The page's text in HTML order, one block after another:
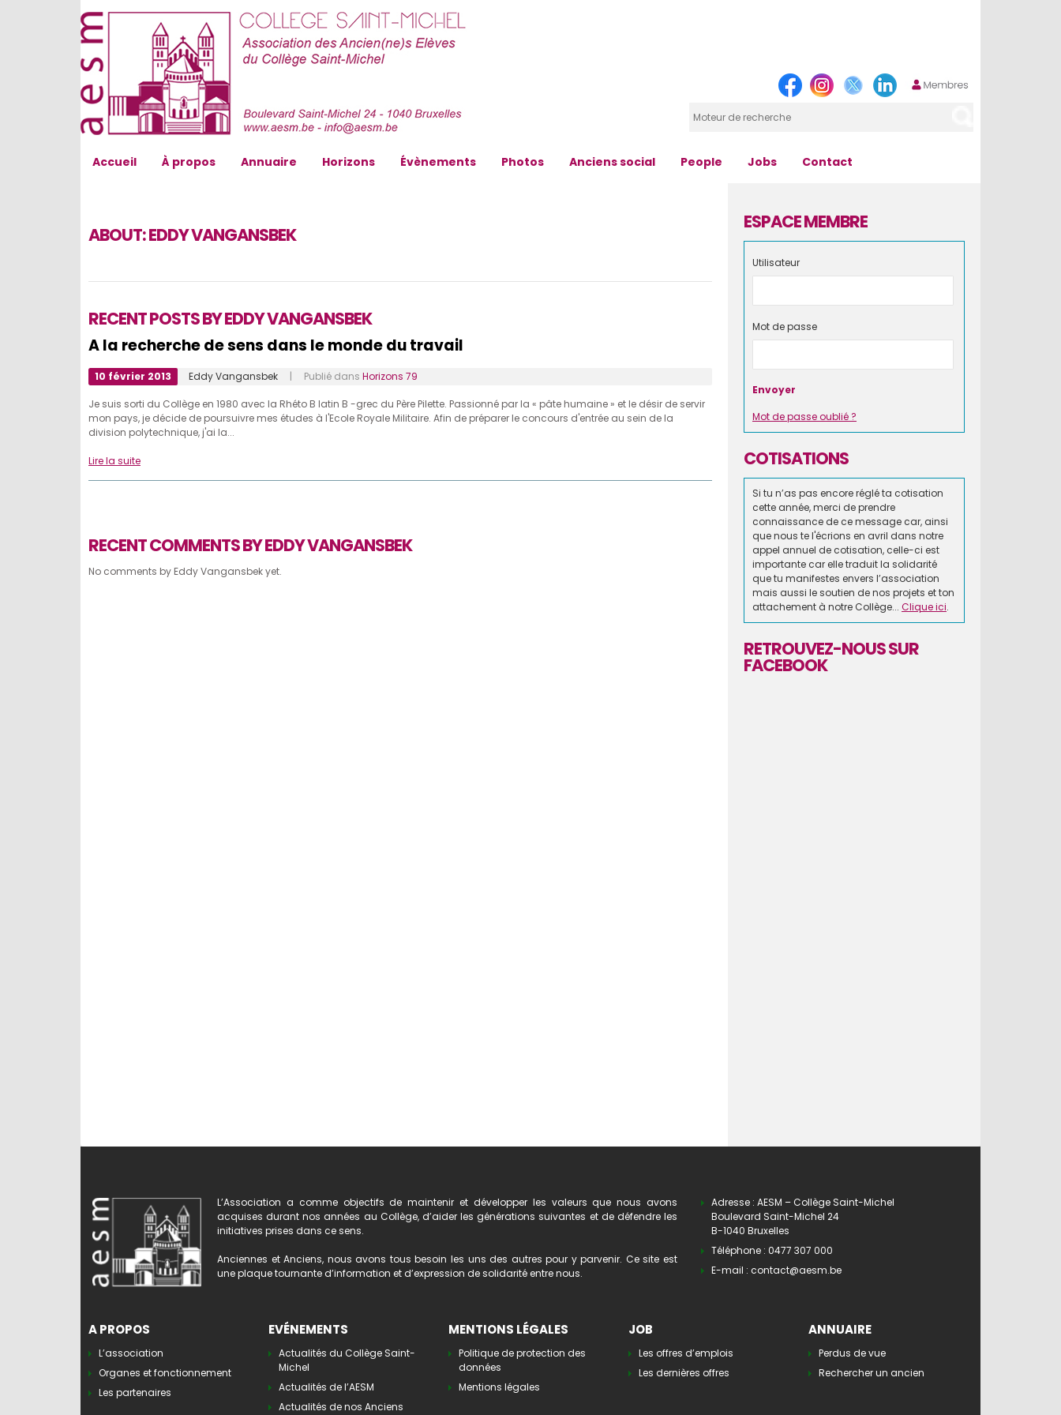
Accueil À propos Annuaire Horizons Évènements Photos Anciens social People Jobs Contact
ABOUT:EDDY VANGANSBEK
RECENT POSTS BY EDDY VANGANSBEK
A la recherche de sens dans le monde du travail
10 février 2013 Eddy Vangansbek | Publié dans Horizons 79
Je suis sorti du Collège en 1980 avec la Rhéto B latin B -grec du Père Pilette. Passionné par la « pâte humaine » et le désir de servir
mon pays, je décide de poursuivre mes études à l'Ecole Royale Militaire. Afin de préparer le concours d'entrée au sein de la
division polytechnique, j'ai la...
Lire la suite
RECENT COMMENTS BY EDDY VANGANSBEK
No comments by Eddy Vangansbek yet.
ESPACE MEMBRE
Utilisateur
Mot de passe
Mot de passe oublié ?
COTISATIONS
Si tu n’as pas encore réglé ta cotisation
cette année, merci de prendre
connaissance de ce message car, ainsi
que nous te l'écrions en avril dans notre
appel annuel de cotisation, celle-ci est
importante car elle traduit la solidarité
que tu manifestes envers l’association
mais aussi le soutien de nos projets et ton
attachement à notre Collège... Clique ici.
RETROUVEZ-NOUS SUR
FACEBOOK
L’Association a comme objectifs de maintenir et développer les valeurs que nous avons
acquises durant nos années au Collège, d’aider les générations suivantes et de défendre les
initiatives prises dans ce sens.
Anciennes et Anciens, nous avons tous besoin les uns des autres pour y parvenir. Ce site est
une plaque tournante d’information et d’expression de solidarité entre nous.
Adresse : AESM – Collège Saint-Michel
Boulevard Saint-Michel 24
B-1040 Bruxelles
Téléphone : 0477 307 000
E-mail : contact@aesm.be
A PROPOS
L’association
Organes et fonctionnement
Les partenaires
EVÉNEMENTS
Actualités du Collège Saint-
Michel
Actualités de l’AESM
Actualités de nos Anciens
MENTIONS LÉGALES
Politique de protection des
données
Mentions légales
JOB
Les offres d’emplois
Les dernières offres
ANNUAIRE
Perdus de vue
Rechercher un ancien